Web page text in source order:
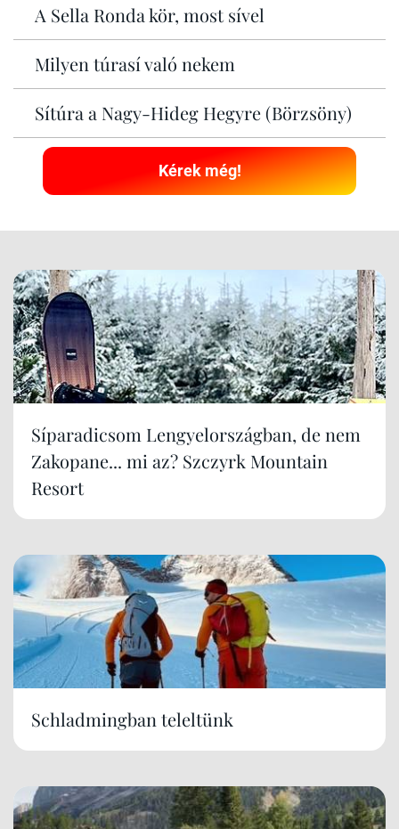
A Sella Ronda kör, most sível
Milyen túrasí való nekem
Sítúra a Nagy-Hideg Hegyre (Börzsöny)
Kérek még!
Síparadicsom Lengyelországban, de nem
Zakopane... mi az? Szczyrk Mountain
Resort
Schladmingban teleltünk